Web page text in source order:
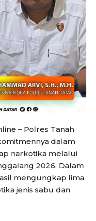
– Polres Tanah
dalam
narkotika melalui
2026. Dalam
mengungkap lima
jenis sabu dan